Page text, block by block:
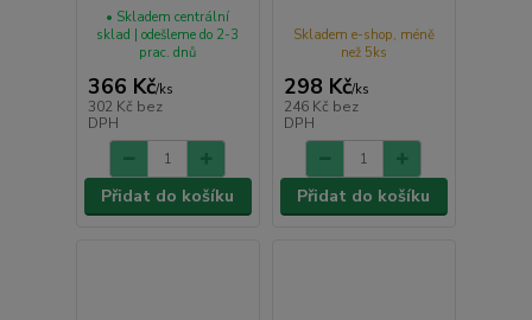
366 Kč/ks
302 Kč bez
DPH
• Skladem centrální
sklad | odešleme do 2-3
prac. dnů
Přidat do košíku
298 Kč/ks
246 Kč bez
DPH
Skladem e-shop, méně
než 5ks
Přidat do košíku